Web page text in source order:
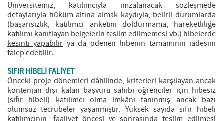
Üniversitemiz, katılımcıyla imzalanacak sözleşmede
detaylarıyla hüküm altına almak kaydıyla, belirli durumlarda
(başarısızlık, katılımcı anketini doldurmama, hareketliliğe
katılımı kanıtlayan belgelerin teslim edilmemesi vb.) hibelerde
kesinti yapabilir ya da ödenen hibenin tamamının iadesini
talep edebilir.
SIFIR HİBELİ FALİYET
Önceki proje dönemleri dâhilinde, kriterleri karşılayan ancak
kontenjan dışı kalan başvuru sahibi öğrenciler için hibesiz
(sıfır hibeli) katılımcı olma imkânı tanınmış ancak bazı
olumsuz tecrübeler yaşanmıştır. Yüksek sayıda sıfır hibeli
katılımcının, faaliyet öncesi ve sonrasında teslim edilmesi